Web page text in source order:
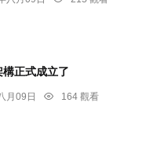
正式成立了
月09日
164 觀看